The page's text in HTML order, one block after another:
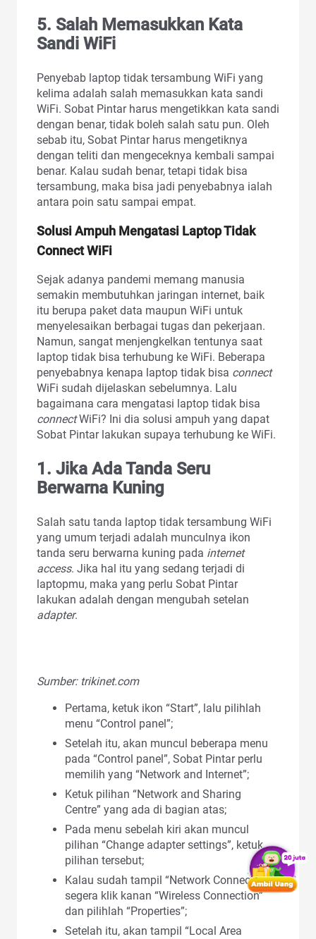
5. Salah Memasukkan Kata
Sandi WiFi
Penyebab laptop tidak tersambung WiFi yang
kelima adalah salah memasukkan kata sandi
WiFi. Sobat Pintar harus mengetikkan kata sandi
dengan benar, tidak boleh salah satu pun. Oleh
sebab itu, Sobat Pintar harus mengetiknya
dengan teliti dan mengeceknya kembali sampai
benar. Kalau sudah benar, tetapi tidak bisa
tersambung, maka bisa jadi penyebabnya ialah
antara poin satu sampai empat.
Solusi Ampuh Mengatasi Laptop Tidak
Connect WiFi
Sejak adanya pandemi memang manusia
semakin membutuhkan jaringan internet, baik
itu berupa paket data maupun WiFi untuk
menyelesaikan berbagai tugas dan pekerjaan.
Namun, sangat menjengkelkan tentunya saat
laptop tidak bisa terhubung ke WiFi. Beberapa
penyebabnya kenapa laptop tidak bisa connect
WiFi sudah dijelaskan sebelumnya. Lalu
bagaimana cara mengatasi laptop tidak bisa
connectWiFi? Ini dia solusi ampuh yang dapat
Sobat Pintar lakukan supaya terhubung ke WiFi.
1. Jika Ada Tanda Seru
Berwarna Kuning
Salah satu tanda laptop tidak tersambung WiFi
yang umum terjadi adalah munculnya ikon
tanda seru berwarna kuning pada internet
access. Jika hal itu yang sedang terjadi di
laptopmu, maka yang perlu Sobat Pintar
lakukan adalah dengan mengubah setelan
adapter.
Sumber: trikinet.com
Pertama, ketuk ikon “Start”, lalu pilihlah
menu “Control panel”;
Setelah itu, akan muncul beberapa menu
pada “Control panel”, Sobat Pintar perlu
memilih yang “Network and Internet”;
Ketuk pilihan “Network and Sharing
Centre” yang ada di bagian atas;
Pada menu sebelah kiri akan muncul
pilihan “Change adapter settings”, ketuk
pilihan tersebut;
Kalau sudah tampil “Network Connection”,
segera klik kanan “Wireless Connection”
dan pilihlah “Properties”;
Setelah itu, akan tampil “Local Area